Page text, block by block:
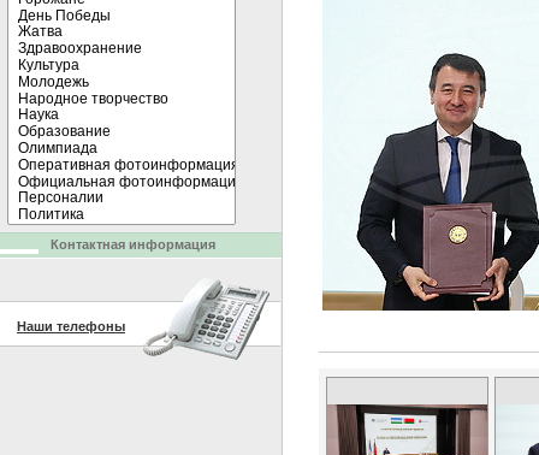
Контактная информация
Наши телефоны